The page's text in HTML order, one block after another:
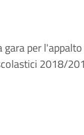
per
2018/